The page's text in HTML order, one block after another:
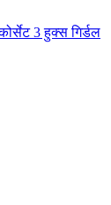
3 हुक्स गिर्डल